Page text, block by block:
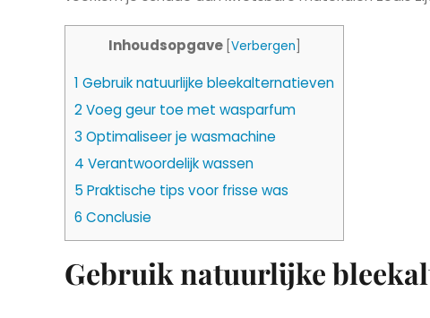
Inhoudsopgave Verbergen
1 Gebruik natuurlijke bleekalternatieven
2Voeg geur toe met wasparfum
3 Optimaliseer je wasmachine
4 Verantwoordelijk wassen
5 Praktische tips voor frisse was
6 Conclusie
Gebruik natuurlijke